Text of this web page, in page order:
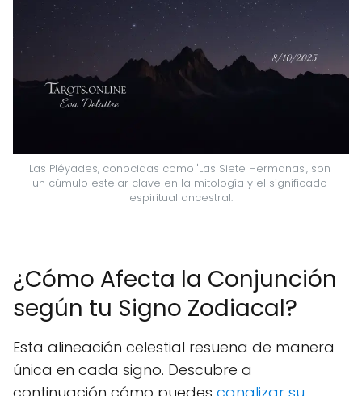
Las Pléyades, conocidas como 'Las Siete Hermanas', son
un cúmulo estelar clave en la mitología y el significado
espiritual ancestral.
¿Cómo Afecta la Conjunción
según tu Signo Zodiacal?
Esta alineación celestial resuena de manera
única en cada signo. Descubre a